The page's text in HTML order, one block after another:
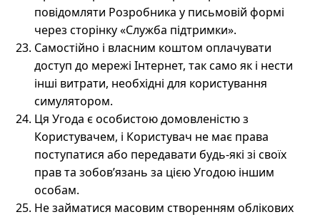
повідомляти Розробника у письмовій формі
через сторінку «Служба підтримки».
Самостійно і власним коштом оплачувати
доступ до мережі Інтернет, так само як і нести
інші витрати, необхідні для користування
симулятором.
Ця Угода є особистою домовленістю з
Користувачем, і Користувач не має права
поступатися або передавати будь-які зі своїх
прав та зобов’язань за цією Угодою іншим
особам.
Не займатися масовим створенням облікових